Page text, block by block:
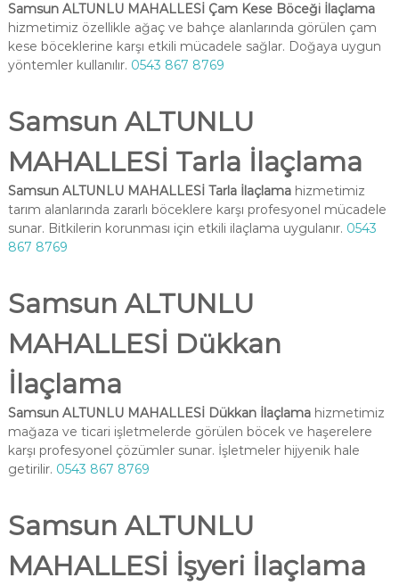
Samsun ALTUNLU MAHALLESİ Çam Kese Böceği İlaçlama
hizmetimiz özellikle ağaç ve bahçe alanlarında görülen çam
kese böceklerine karşı etkili mücadele sağlar. Doğaya uygun
yöntemler kullanılır. 0543 867 8769
Samsun ALTUNLU
MAHALLESİ Tarla İlaçlama
Samsun ALTUNLU MAHALLESİ Tarla İlaçlamahizmetimiz
tarım alanlarında zararlı böceklere karşı profesyonel mücadele
sunar. Bitkilerin korunması için etkili ilaçlama uygulanır. 0543
867 8769
Samsun ALTUNLU
MAHALLESİ Dükkan
İlaçlama
Samsun ALTUNLU MAHALLESİ Dükkan İlaçlamahizmetimiz
mağaza ve ticari işletmelerde görülen böcek ve haşerelere
karşı profesyonel çözümler sunar. İşletmeler hijyenik hale
getirilir. 0543 867 8769
Samsun ALTUNLU
MAHALLESİ İşyeri İlaçlama